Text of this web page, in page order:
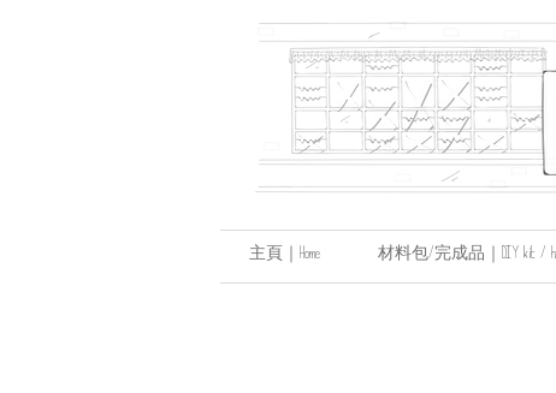
主頁｜Home 材料包/完成品｜DIY kit /